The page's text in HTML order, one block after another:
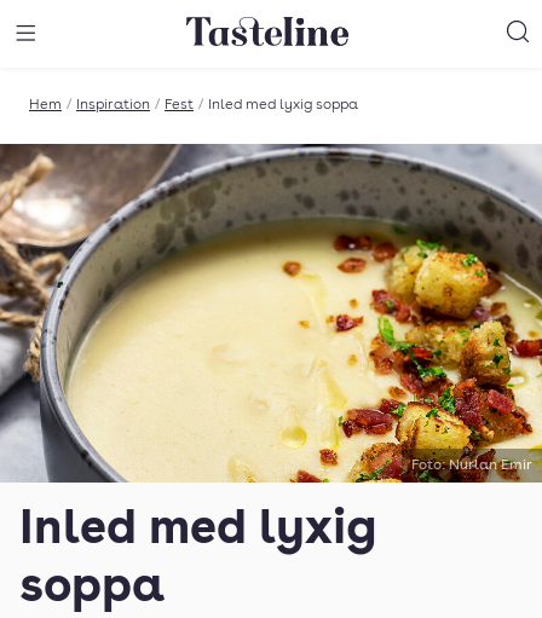
Till Tastelines startsida
Hem / Inspiration / Fest / Inled med lyxig soppa
Foto: Nurlan Emir
Inled med lyxig
soppa